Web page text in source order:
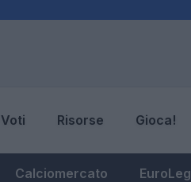
Voti Risorse Gioca!
Calciomercato